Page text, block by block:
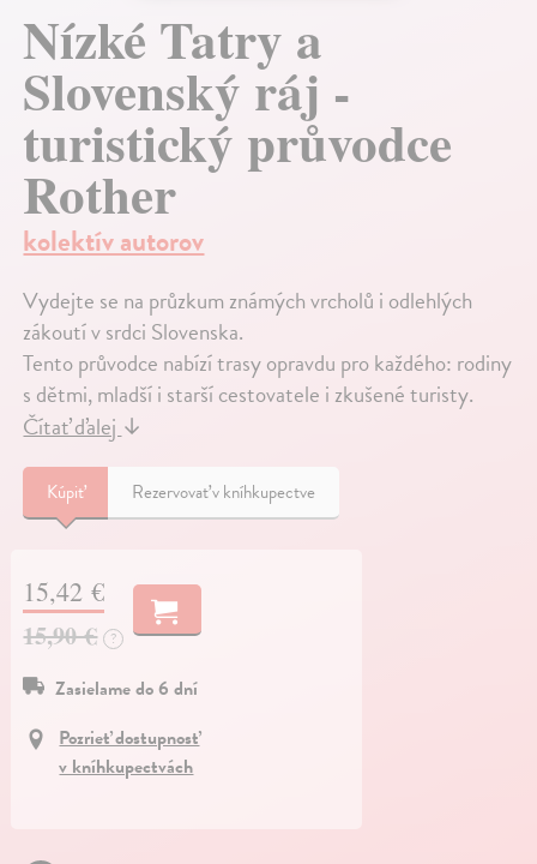
Nízké Tatry a
Slovenský ráj -
turistický průvodce
Rother
kolektív autorov
Vydejte se na průzkum známých vrcholů i odlehlých
zákoutí v srdci Slovenska.
Tento průvodce nabízí trasy opravdu pro každého: rodiny
s dětmi, mladší i starší cestovatele i zkušené turisty.
Čítať ďalej↓
Kúpiť Rezervovať v kníhkupectve
15,42 €
15,90 €
?
Zasielame do 6 dní
Pozrieť dostupnosť
v kníhkupectvách